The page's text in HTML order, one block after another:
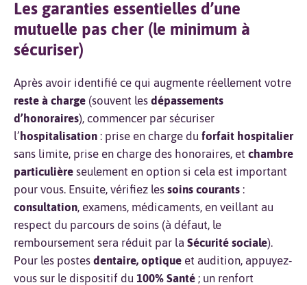
Les garanties essentielles d’une
mutuelle pas cher (le minimum à
sécuriser)
Après avoir identifié ce qui augmente réellement votre
reste à charge (souvent les dépassements
d’honoraires), commencer par sécuriser
l’ hospitalisation : prise en charge du forfait hospitalier
sans limite, prise en charge des honoraires, et chambre
particulière seulement en option si cela est important
pour vous. Ensuite, vérifiez les soins courants :
consultation, examens, médicaments, en veillant au
respect du parcours de soins (à défaut, le
remboursement sera réduit par la Sécurité sociale).
Pour les postes dentaire, optique et audition, appuyez-
vous sur le dispositif du 100% Santé ; un renfort